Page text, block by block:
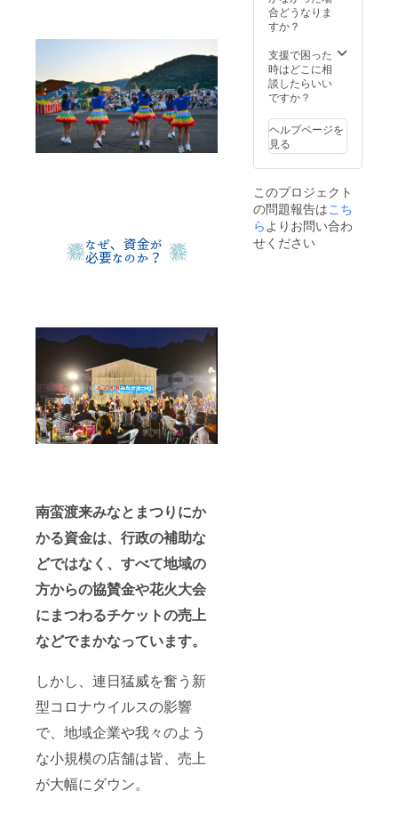
南蛮渡来みなとまつりにか
かる資金は、行政の補助な
どではなく、すべて地域の
方からの協賛金や花火大会
にまつわるチケットの売上
などでまかなっています。
しかし、連日猛威を奮う新
型コロナウイルスの影響
で、地域企業や我々のよう
な小規模の店舗は皆、売上
が大幅にダウン。
となり
ます。
希望す
るお名
前を備
考欄に
くださ
い。
合どうなりま
すか？
支援で困った
時はどこに相
談したらいい
ですか？
ヘルプページを
見る
このプロジェクト
の問題報告はこち
ら よりお問い合わ
せください